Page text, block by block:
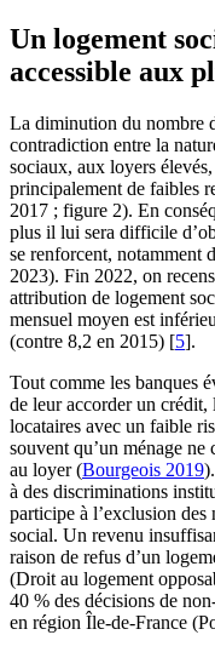
Un logement
accessible aux
La diminution du nombre
contradiction entre la
sociaux, aux loyers
principalement de faibles
2017 ; figure 2). En
plus il lui sera difficile
se renforcent, notamment
2023). Fin 2022, on
attribution de logement
mensuel moyen est
(contre 8,2 en 2015) [5].
Tout comme les banques
de leur accorder un
locataires avec un faible
souvent qu’un ménage ne
au loyer (Bourgeois 2019
à des discriminations
participe à l’exclusion des
social. Un revenu
raison de refus d’un
(Droit au logement
40 % des décisions de
en région Île-de-France